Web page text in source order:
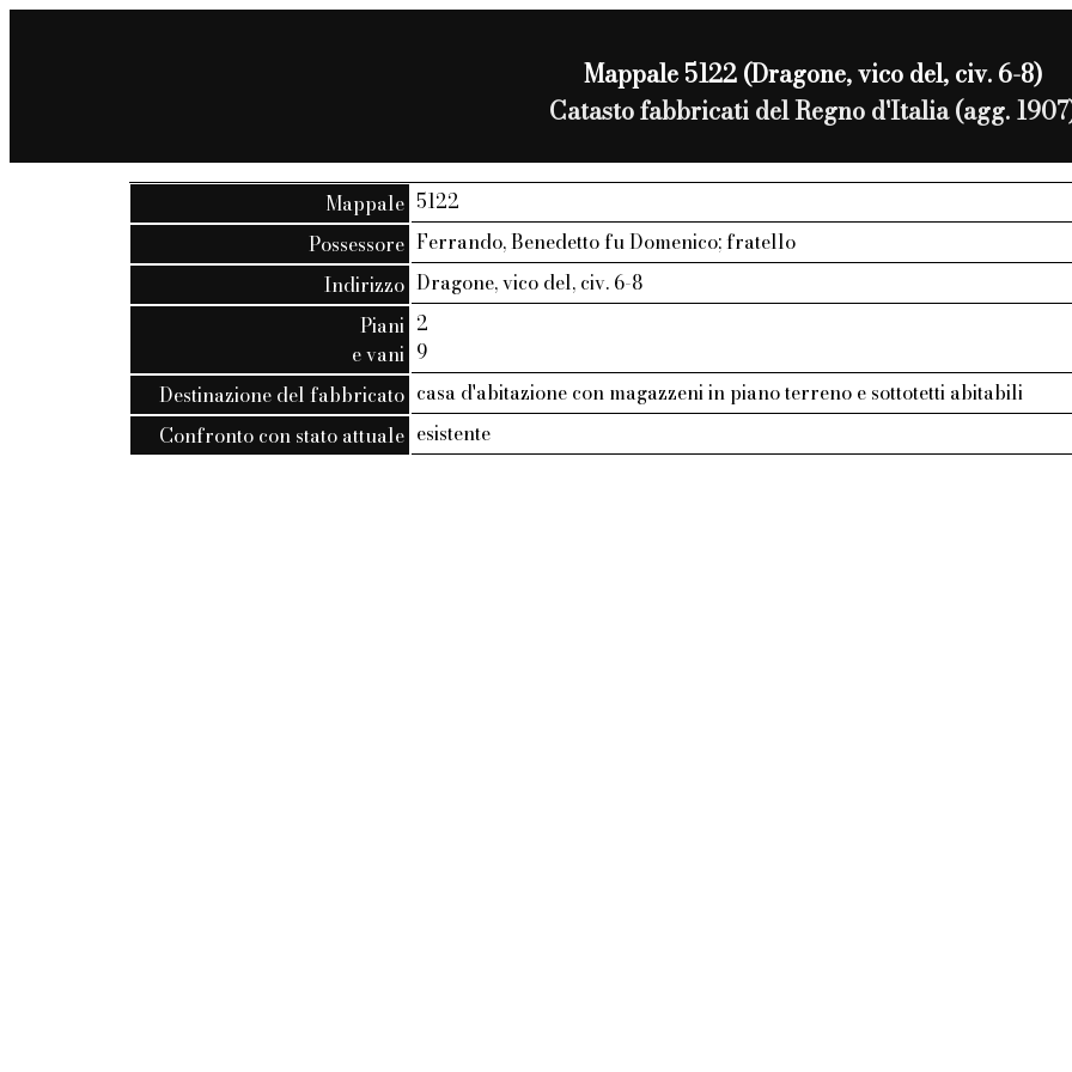
Mappale 5122 (Dragone, vico del, civ. 6-8)
Catasto fabbricati del Regno d'Italia (agg.
Mappale 5122
Possessore Ferrando, Benedetto fu Domenico; fratello
Indirizzo Dragone, vico del, civ. 6-8
Piani
e vani
2
9
Destinazione del fabbricato casa d'abitazione con magazzeni in piano terreno e sottotetti abitabili
Confronto con stato attuale esistente